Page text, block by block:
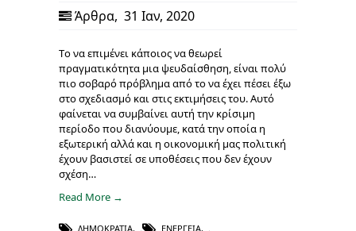
Άρθρα, 31 Ιαν, 2020
Tο να επιμένει κάποιος να θεωρεί
πραγματικότητα μια ψευδαίσθηση, είναι πολύ
πιο σοβαρό πρόβλημα από το να έχει πέσει έξω
στο σχεδιασμό και στις εκτιμήσεις του. Αυτό
φαίνεται να συμβαίνει αυτή την κρίσιμη
περίοδο που διανύουμε, κατά την οποία η
εξωτερική αλλά και η οικονομική μας πολιτική
έχουν βασιστεί σε υποθέσεις που δεν έχουν
σχέση…
Read More →
ΔΗΜΟΚΡΑΤΊΑ, ΕΝΈΡΓΕΙΑ,